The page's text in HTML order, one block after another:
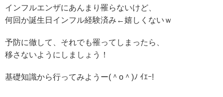
インフルエンザにあんまり罹らないけど、
何回か誕生日インフル経験済み←嬉しくないｗ
予防に徹して、それでも罹ってしまったら、
移さないようにしましょう！
基礎知識から行ってみようー(＾o＾)ﾉ ｲｴｰ!